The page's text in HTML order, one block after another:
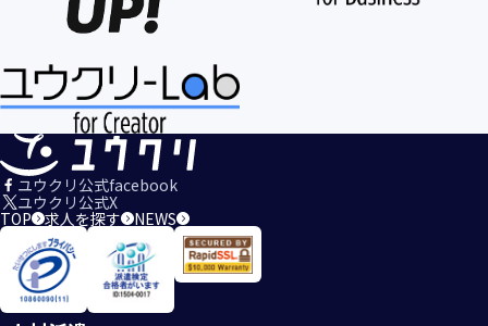
ユウクリ公式facebook
ユウクリ公式X
TOP 求人を探す NEWS